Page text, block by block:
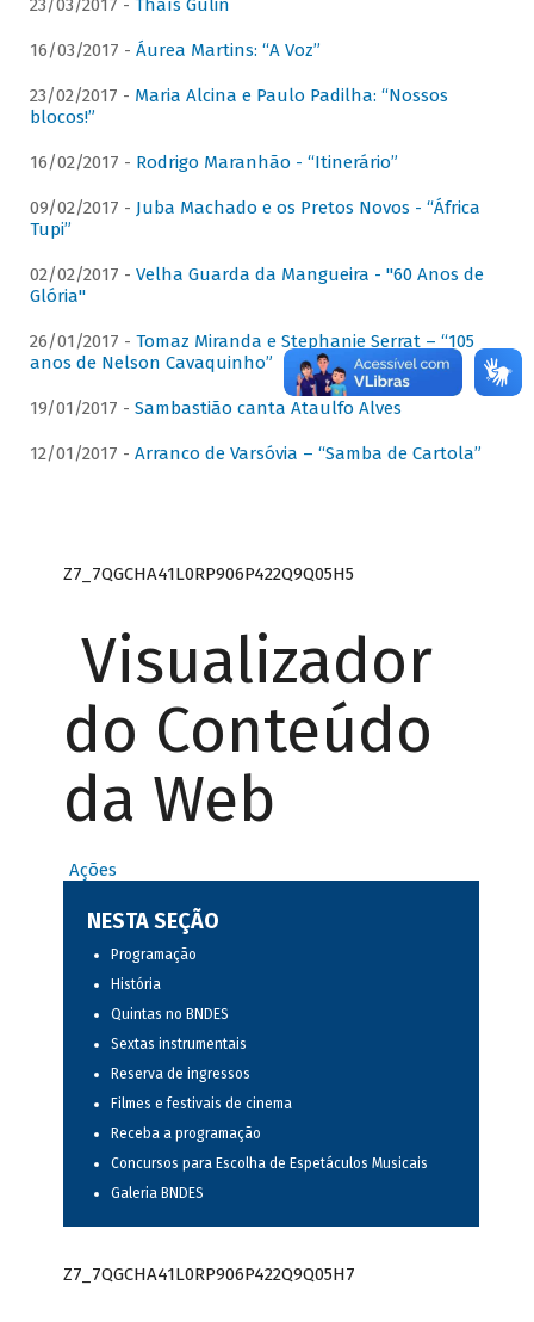
23/03/2017 - Thaís Gulin
16/03/2017 - Áurea Martins: “A Voz”
23/02/2017 - Maria Alcina e Paulo Padilha: “Nossos
blocos!”
16/02/2017 - Rodrigo Maranhão - “Itinerário”
09/02/2017 - Juba Machado e os Pretos Novos - “África
Tupi”
02/02/2017 - Velha Guarda da Mangueira - "60 Anos de
Glória"
26/01/2017 - Tomaz Miranda e Stephanie Serrat – “105
anos de Nelson Cavaquinho”
19/01/2017 - Sambastião canta Ataulfo Alves
12/01/2017 - Arranco de Varsóvia – “Samba de Cartola”
Z7_7QGCHA41L0RP906P422Q9Q05H5
Visualizador
do Conteúdo
da Web
Ações
NESTA SEÇÃO
Programação
História
Quintas no BNDES
Sextas instrumentais
Reserva de ingressos
Filmes e festivais de cinema
Receba a programação
Concursos para Escolha de Espetáculos Musicais
Galeria BNDES
Z7_7QGCHA41L0RP906P422Q9Q05H7